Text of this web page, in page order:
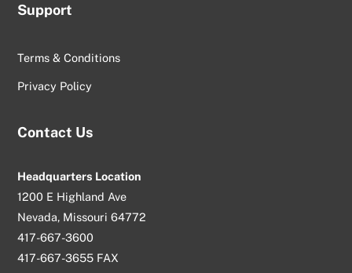
Support
Terms & Conditions
Privacy Policy
Contact Us
Headquarters Location
1200 E Highland Ave
Nevada, Missouri 64772
417-667-3600
417-667-3655 FAX